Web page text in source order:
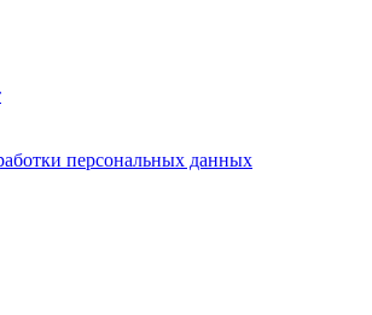
персональных данных